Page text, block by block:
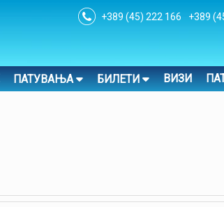
+389 (45) 222 166 +389
ПАТУВАЊА БИЛЕТИ ВИЗИ